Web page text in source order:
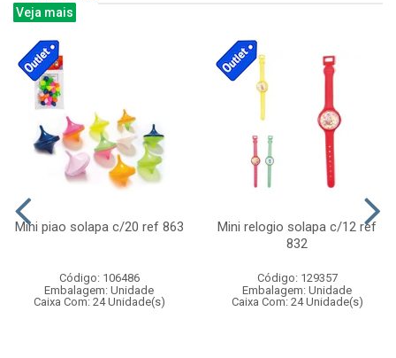
Veja mais
Mini piao solapa c/20 ref 863
Código: 106486
Embalagem: Unidade
Caixa Com: 24 Unidade(s)
Mini relogio solapa c/12 ref
832
Código: 129357
Embalagem: Unidade
Caixa Com: 24 Unidade(s)